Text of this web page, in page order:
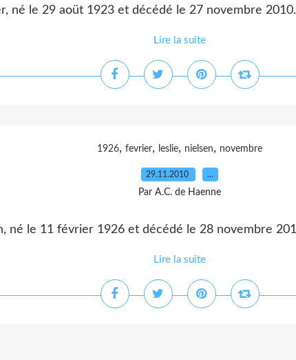
né le 29 aoüt 1923 et décédé le 27 novembre 2010.
Lire la suite
1926, fevrier, leslie, nielsen, novembre
29.11.2010 …
Par A.C. de Haenne
né le 11 février 1926 et décédé le 28 novembre
Lire la suite